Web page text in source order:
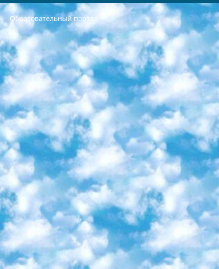
Образовательный портал
РЕСПУБЛИКА УЗБЕКИСТАН МИНИСТРЕРСТВО ДОШКОЛЬНОГО И ШКОЛЬНОГО ОБРАЗОВАНИЯ КОМАНДА в общеобразовательных учреждениях в 2023-2024 учебном году организация и проведение итоговой государственной аттестации обучающихся о Министра дошкольного и школьного образования Республики Узбекистан от 4 марта 2008 года (постановлением Минюста от 20 марта 2008 года № 1778 государственной регистрации) «Итоговое состояние учащихся общего среднего образования на основании положения об утверждении положения об аттестации общего среднего образования выпускной экзамен студентов в образовательных учреждениях в 2023-2024 учебном году В целях организации и прохождения аттестации приказываю: 1. Следующее: перечень предметов, по которым будет проводиться итоговая государственная аттестация и экзамен формы перевода согласно приложению 1; сертификаты международного образца, оценивающие уровень владения иностранными языками перечень согласно приложению 2; 2. Педагогический при специализированных образовательных учреждениях. научно-практический центр квалификации и международной оценки (Д.Давидова) 2024 г. До 25 марта: задания по предметам, по которым будет проводиться итоговая аттестация разработка и утверждение технических условий; итоговая аттестация на основании разработанного предметного задания разработка вопросов по предметам (устно и письменно), экзамен передача; общеобразовательные средние школы и специальные учебные заведения учащиеся выпускных классов школ и интернатов в агентской системе подготовка базы данных экзаменационных материалов и критериев оценки; перевод базы экзаменационных материалов на все языки обучения подать в Республиканский образовательный центр для изготовления; варианты экзаменов на основе разработанных контрольных материалов пусть будут поставлены задачи формирования. 3. Республиканский образовательный центр (Ш.Худайкулов) до 5 апреля 2024 года. до: база данных предоставленных экзаменационных материалов на все языки обучения перевод и экспертиза; для слепых, слабовидящих, глухих, слабослышащих и умственно отсталых детей учащиеся выпускных классов специализированных школ и школ-интернатов база данных экзаменационных материалов на всех преподаваемых языках подготовка критериев оценки; специализированные школы для умственно отсталых детей и технологии для учащихся выпускных классов школ-интернатов разработка соответствующих рекомендаций и критериев проведения ЕГЭ по естествознанию давать задания. 4. Педагогический при специализированных образовательных учреждениях. Научно-практический центр навыков и международной оценки (Д.Давидова), Республика образовательный центр (Худайкулов Ш.) итоговый государственный аттестационный экзамен ориентирован на творческое и логическое мышление при подготовке базы материалов учитывать введение заданий. 5. Следует отметить, что: сертификат государственного образца о знании общеобразовательного предмета и как минимум национальный уровень B1 по предметам на иностранных языках, указанным в Приложении 2. или международно признанный сертификат эквивалентного уровня студенты, изучающие определенный предмет, освобождаются от экзамена; по соответствующим предметам запланирована итоговая государственная аттестация за день до дня, путем жеребьевки Рабочей группой (в письменной форме по предметам, проводимым в форме) из числа сформированных вариантов выбрано 2 варианта; 2 выбранных варианта экзамена анонсированы на официальном сайте министерства и все выпускники по всей стране на основе этих вариантов проводит итоговую государственную аттестацию. 6. Государственное образование учащихся средних общеобразовательных учреждений. знания в соответствии с квалификационными требованиями, которые необходимо приобрести на основании стандартов итоговый (выпускной) контроль для 9 и 11 классов в целях тестирования Экзамены (далее – экзамены) состоят из предметов, перечисленных в приложении 1. будет сделано. 7. Экзамены пройдут с 26 мая по 15 июня 2024 г. (кроме науки физического воспитания). 8. Физическая для учащихся 9 классов общесредних образовательных учреждений. Экзамены по предмету «Образование, квалификация медицина» 1-6 мая 2024 года. сотрудники перевести под присмотр (с отклонениями в физическом или умственном развитии) специализированная школа для детей, школы-интернаты и со сколиозом школы-интернаты санаторного типа для больных детей исключены). 9. Он был слепым, слабовидящим и имел нарушения опорно-двигательного аппарата. экзамены в специализированных школах и интернатах для детей должны проводиться исходя из требований, предъявляемых к общеобразовательным учреждениям (физкультура кроме науки). 10. Специализированная школа для глухих и слабослышащих детей. и экзамены в интернатах и быть реализован в виде письменного теста по математике. 11. Специальность для умственно отсталых детей. Для 9 класса Родной язык и литературное письмо Государственный язык (язык обучения – узбекский). для неклассов) написано Математическое письмо Письменная/устная история Узбекистана Физическое воспитание практично Итоговый контроль Для 11 класса Написание родного языка и литературы (эссе) Математическое письмо Узбекский язык (обучение на узбекском языке) не посещающее общее среднее образование для учреждений)/Образовательное учреждение выбор письменный и устный Иностранный язык письменный/устный Письменная/устная история Узбекистана *По выбору студента:  Химия  Физика  Основы государственного права  География 10 бесплатных образовательных ресурсов - Мы составили подборку онлайн-проектов с интерактивными упражнениями, видеолекциями и статьями. Они помогут вам обрести новые и освежить старые знания бесплатно. 1. «ИНТУИТ» Старейшая образовательная площадка Рунета. Здесь вы найдёте сотни текстовых и видеокурсов на десятки различных тем — от программирования до психологии. Многие курсы подготовлены российскими университетами и крупными международными компаниями вроде Intel и Microsoft. Самостоятельное обучение бесплатное, но желающие могут оплатить услуги персональных наставников. 2. «Смартия» знакомит с актуальными профессиями и подсказывает, как им обучаться. Выбрав заинтересовавшую вас специальность — SMM-специалист, фотограф, веб-дизайнер или другую, — увидите список необходимых для неё умений. Чтобы вы могли освоить их самостоятельно, для каждого умения площадка отображает подборку ссылок на учебные материалы. Хотя «Смартия» ориентируется на русскоязычную аудиторию, часть контента всё же доступна только на английском. 3. «Лекторий Физтеха» Проект Московского физико-технического института (Физтеха). С его помощью вы можете смотреть онлайн серии лекций, записанные на видео в этом вузе. В числе доступных предметов — физика, биология, химия, информационные технологии и другие. К некоторым лекциям администрация ресурса прилагает готовые конспекты, которые можно скачивать в PDF-формате. 4. ITMOcourses Онлайн-площадка Санкт-Петербургского национального исследовательского университета информационных технологий, механики и оптики (ИТМО). Ресурс предоставляет свободный доступ к курсам, разработанным в этом вузе. Каталог материалов разбит на четыре категории: «Оптические системы и технологии», «Приборостроение и робототехника», «Информационные технологии» и «Биотехнологии». Курсы состоят из видеолекций, интерактивных демонстраций и заданий. 5. «КиберЛенинка» Электронная научная библиотека открытого доступа. Каталог площадки регулярно обрастает текстами статей из различных научных изданий. Сгруппированные по журналам и рубрикам публикации можно читать онлайн или скачивать целиком в PDF-формате. Проект нацелен на популяризацию науки за счёт открытого доступа к качественной информации. 6. «ПостНаука» На этом ресурсе публикуют подборки видеолекций, составленные экспертами из разных отраслей и объединённые общими темами. Среди них, к примеру, есть серии «Биоинформатика и геномика», «Культура средневековой Скандинавии» и Cinema Studies о теории кино. Каждая подборка лекций — логически связанная история, рассказанная экспертом от первого лица. Кроме того, на сайте появляются научно-образовательные статьи и тесты на разные темы. 7. «Newочём» Команда проекта «Newочём» отбирает самые интересные тексты из англоязычных СМИ и переводит те из них, за которые голосуют участники сообщества «ВКонтакте». По большей части это научно-популярные статьи. Редакторы придумывают лишь заголовки, в остальном содержание переводов соответствует оригиналам. Полные тексты можно читать прямо в социальной сети. 8. InternetUrok Онлайн-база материалов по основным дисциплинам школьной программы. Информация на сайте структурирована по классам, предметам и темам (урокам). Каждый урок состоит из видеолекций и конспектов. Есть также интерактивные тренажёры и тесты для закрепления пройденного материала. Даже если вы давно окончили школу, возможность повторить программу старших классов всегда может пригодиться. 9. Edutainme Ещё один ресурс об образовании. В отличие от Newtonew, как мне кажется, Edutainme больше ориентируется на представителей индустрии: педагогов, предпринимателей, разработчиков образовательных проектов. Но и любой, кто просто стремится к саморазвитию, найдёт на сайте много полезного и интересного для себя. Например, информацию о новых курсах и образовательных сервисах. 10. Newtonew Онлайн-медиа об образовании и обучении в широком смысле. Авторы Newtonew пишут об инструментах, заведениях, тактиках и стратегиях, которые помогают учить других и получать новые знания самостоятельно. На этой площадке вы найдёте новости, обзоры, аналитические мат